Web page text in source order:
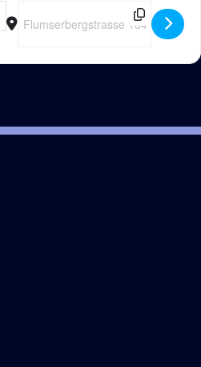
Address - Slalom Bar Flumserberg []
Destination Address - Slalom Bar